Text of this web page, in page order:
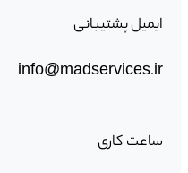
ایمیل پشتیبانی
info@madservices.ir
ساعت کاری